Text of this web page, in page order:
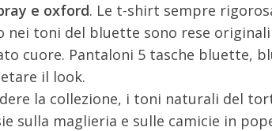
e oxford. Le t-shirt sempre
nei toni del bluette sono rese
cuore. Pantaloni 5 tasche bluette,
il look.
la collezione, i toni naturali del
sulla maglieria e sulle camicie in